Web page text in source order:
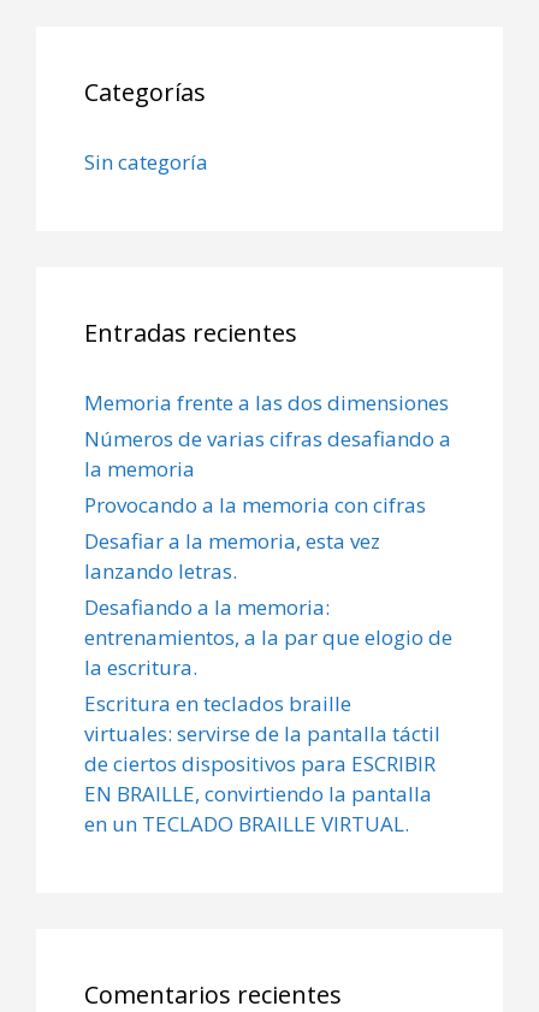
Categorías
Sin categoría
Entradas recientes
Memoria frente a las dos dimensiones
Números de varias cifras desafiando a
la memoria
Provocando a la memoria con cifras
Desafiar a la memoria, esta vez
lanzando letras.
Desafiando a la memoria:
entrenamientos, a la par que elogio de
la escritura.
Escritura en teclados braille
virtuales: servirse de la pantalla táctil
de ciertos dispositivos para ESCRIBIR
EN BRAILLE, convirtiendo la pantalla
en un TECLADO BRAILLE VIRTUAL.
Comentarios recientes